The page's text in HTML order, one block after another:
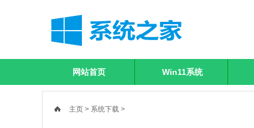
网站首页 Win11系统
主页 > 系统下载 >